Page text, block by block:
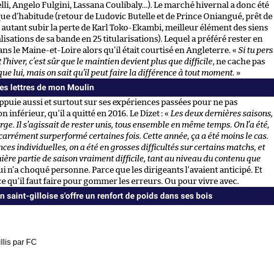
Angelo Fulgini, Lassana Coulibaly…). Le marché hivernal a donc été
d’habitude (retour de Ludovic Butelle et de Prince Oniangué, prêt de
subir la perte de Karl Toko-Ekambi, meilleur élément des siens
de sa bande en 25 titularisations). Lequel a préféré rester en
le Maine-et-Loire alors qu’il était courtisé en Angleterre. « Si tu pers
c’est sûr que le maintien devient plus que difficile, ne cache pas
lui, mais on sait qu’il peut faire la différence à tout moment. »
lettres de mon Moulin
aussi et surtout sur ses expériences passées pour ne pas
inférieur, qu’il a quitté en 2016. Le Dizet : « Les deux dernières saisons,
Il s’agissait de rester unis, tous ensemble en même temps. On l’a été,
surperformé certaines fois. Cette année, ça a été moins le cas.
individuelles, on a été en grosses difficultés sur certains matchs, et
partie de saison vraiment difficile, tant au niveau du contenu que
n’a choqué personne. Parce que les dirigeants l’avaient anticipé. Et
qu’il faut faire pour gommer les erreurs. Ou pour vivre avec.
saint-gilloise s'offre un renfort de poids dans ses bois
par FC